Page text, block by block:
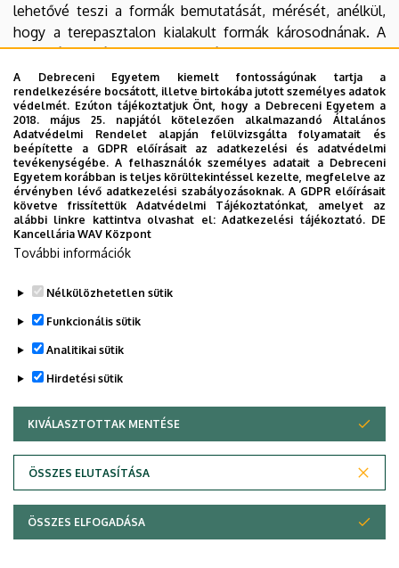
lehetővé teszi a formák bemutatását, mérését, anélkül,
hogy a terepasztalon kialakult formák károsodnának. A
vízfolyások kálium-permanganáttal megfesthetők, ekkor
kirajzolódik a meder felszínformálásnak leginkább kitett
része, a sodorvonal, és nyomon követhető annak
áthelyeződése újabb formák keletkezése és pusztulása
révén (zátonyok), valamint az alámosott (veszélyeztetett)
partszakaszok elhelyezkedése is szemléltethető.
A folyóvizes laboratórium fontos helyszíne minden évben
a Kutatók Éjszakája programsorozatnak. Ekkora iskolás
gyermekek és lelkes érdeklődők hada veszi körül a
terepasztalt, tanszékünk kollegáinak bemutatói eddig
minden évben nagy sikert arattak.
Legutóbbi frissítés: 2023. 06. 08. 11:24
Adatvédelem
Szerzői jog © 2026 Unideb
A Debreceni Egyetem kiemelt fontosságúnak tartja a
rendelkezésére bocsátott, illetve birtokába jutott személyes adatok
védelmét. Ezúton tájékoztatjuk Önt, hogy a Debreceni Egyetem a
2018. május 25. napjától kötelezően alkalmazandó Általános
Adatvédelmi Rendelet alapján felülvizsgálta folyamatait és
beépítette a GDPR előírásait az adatkezelési és adatvédelmi
tevékenységébe. A felhasználók személyes adatait a Debreceni
Egyetem korábban is teljes körültekintéssel kezelte, megfelelve az
érvényben lévő adatkezelési szabályozásoknak. A GDPR előírásait
követve frissítettük Adatvédelmi Tájékoztatónkat, amelyet az
alábbi linkre kattintva olvashat el:Adatkezelési tájékoztató. DE
Kancellária WAV Központ
További információk
Nélkülözhetetlen sütik
Funkcionális sütik
Analitikai sütik
Hirdetési sütik
KIVÁLASZTOTTAK MENTÉSE
ÖSSZES ELUTASÍTÁSA
WITHDRAW CONSENT
ÖSSZES ELFOGADÁSA